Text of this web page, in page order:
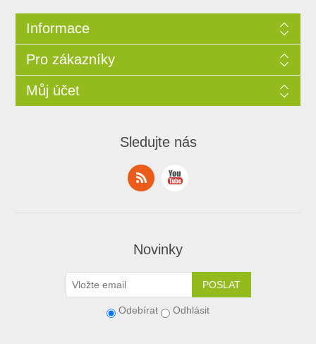
Informace
Pro zákazníky
Můj účet
Sledujte nás
Novinky
Odebírat Odhlásit